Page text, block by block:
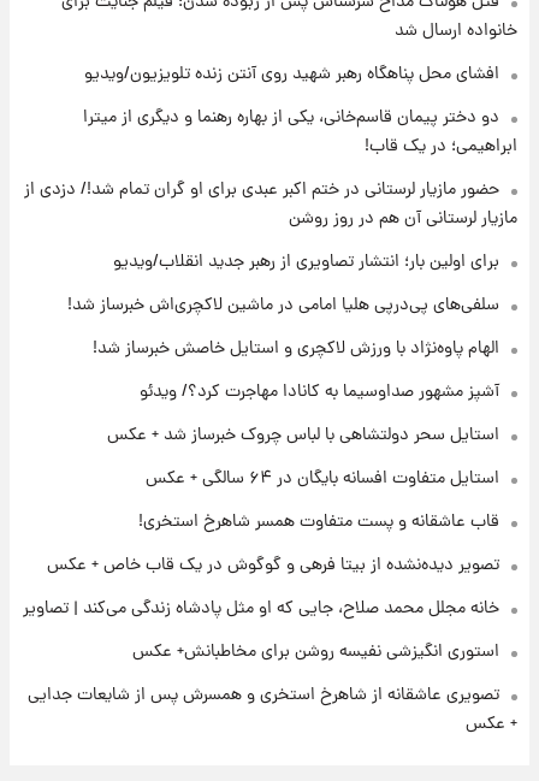
۱۷ ساعت پیش
۲۰ ساعت پیش
لحظه برخورد رعد و برق به ساختمان مرکز تجارت
جهانی در آمریکا + فیلم
۲۱ ساعت پیش
برای اولین بار؛ انتشار تصاویری از رهبر جدید
انقلاب/ویدیو
تصاویر عمامه بستن به شیوه خاتمی/ویدیو
خانواده ارسال شد
افشای محل پناهگاه‌ رهبر شهید روی آنتن زنده تلویزیون/ویدیو
دو دختر پیمان قاسم‌خانی، یکی از بهاره رهنما و دیگری از میترا
ابراهیمی؛ در یک قاب!
حضور مازیار لرستانی در ختم اکبر عبدی برای او گران تمام شد!/ دزدی از
مازیار لرستانی آن هم در روز روشن
برای اولین بار؛ انتشار تصاویری از رهبر جدید انقلاب/ویدیو
سلفی‌های پی‌درپی هلیا امامی در ماشین لاکچری‌اش خبرساز شد!
الهام پاوه‌نژاد با ورزش لاکچری و استایل خاصش خبرساز شد!
آشپز مشهور صداوسیما به کانادا مهاجرت کرد؟/ ویدئو
استایل سحر دولتشاهی با لباس چروک خبرساز شد + عکس
استایل متفاوت افسانه بایگان در ۶۴ سالگی + عکس
قاب عاشقانه و پست متفاوت همسر شاهرخ استخری!
تصویر دیده‌نشده از بیتا فرهی و گوگوش در یک قاب خاص + عکس
خانه مجلل محمد صلاح، جایی که او مثل پادشاه زندگی می‌کند | تصاویر
استوری انگیزشی نفیسه روشن برای مخاطبانش+ عکس
تصویری عاشقانه از شاهرخ استخری و همسرش پس از شایعات جدایی
+ عکس